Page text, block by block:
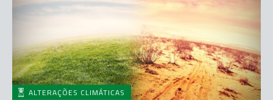
ALTERAÇÕES CLIMÁTICAS